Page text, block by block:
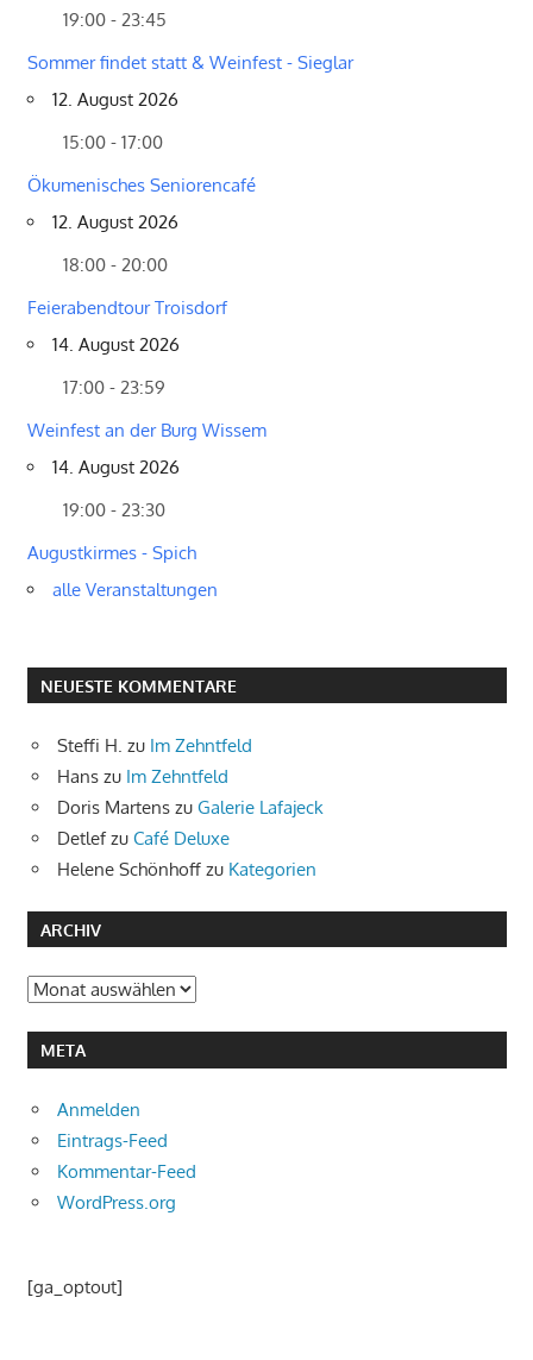
19:00 - 23:45
Sommer findet statt & Weinfest - Sieglar
12. August 2026
15:00 - 17:00
Ökumenisches Seniorencafé
12. August 2026
18:00 - 20:00
Feierabendtour Troisdorf
14. August 2026
17:00 - 23:59
Weinfest an der Burg Wissem
14. August 2026
19:00 - 23:30
Augustkirmes - Spich
alle Veranstaltungen
NEUESTE KOMMENTARE
Steffi H. zu Im Zehntfeld
Hans zu Im Zehntfeld
Doris Martens zu Galerie Lafajeck
Detlefzu Café Deluxe
Helene Schönhoff zu Kategorien
ARCHIV
Archiv
META
Anmelden
Eintrags-Feed
Kommentar-Feed
WordPress.org
[ga_optout]